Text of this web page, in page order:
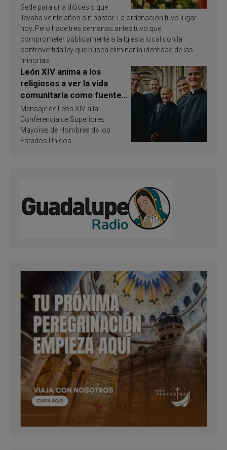
Sede para una diócesis que
llevaba veinte años sin pastor. La ordenación tuvo lugar
hoy. Pero hace tres semanas antes tuvo que
comprometer públicamente a la Iglesia local con la
controvertida ley que busca eliminar la identidad de las
minorías.
León XIV anima a los
religiosos a ver la vida
comunitaria como fuente
de inspiración y
santificación
Mensaje de León XIV a la
Conferencia de Superiores
Mayores de Hombres de los
Estados Unidos